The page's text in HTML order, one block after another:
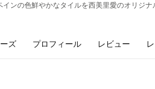
インの色鮮やかなタイルを西美里愛のオリジ
ズ プロフィール レビュー